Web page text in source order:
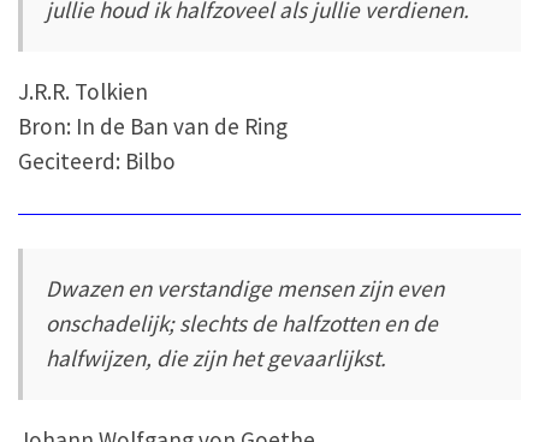
jullie houd ik halfzoveel als jullie verdienen.
J.R.R. Tolkien
Bron: In de Ban van de Ring
Geciteerd: Bilbo
Dwazen en verstandige mensen zijn even
onschadelijk; slechts de halfzotten en de
halfwijzen, die zijn het gevaarlijkst.